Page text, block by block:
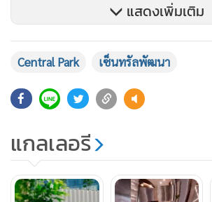
ด้านงานดีไซน์ ใช้โทนสี “3 กษัตริย์” - เงิน ท
สีเสริมมงคลและความมั่งมี พร้อมคง
Façade ที่สะท้อน Heritage ผ่านทุกดีเทล ดี
สะท้อนความเป็น Heritage อย่างมีมิติ เสริม
curved ขนาดใหญ่กว่า 518 ตร.ม. รองรับคอ
Visual Impact ที่ดึงดูดสายตากว่าล้านคู่ต่
มาร์กใหม่ที่พร้อมต้อนรับนักท่องเที่ยวจากทั่ว
แสดงเพิ่มเติม
Central Park เซ็นทรัลพัฒนา
แกลเลอรี